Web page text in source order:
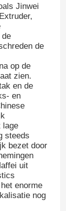
Jinwei
de
de
op de
zien.
en de
en
lage
steeds
bezet door
uit
enorme
nog